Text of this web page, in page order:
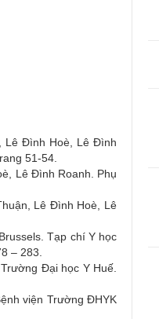
Lê Ðình Hoè, Lê Ðình
51-54.
Lê Ðình Roanh. Phụ
Lê Ðình Hoè, Lê
Tạp chí Y học
– 283.
Đại học Y Huế.
viện Trường ĐHYK